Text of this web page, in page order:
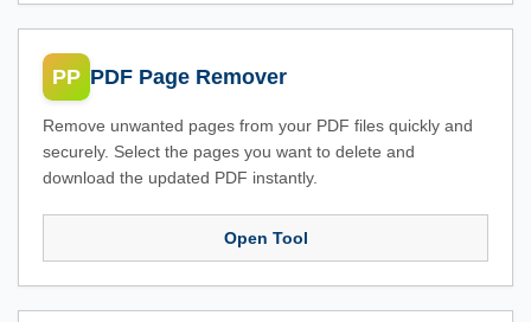
PP PDF Page Remover
Remove unwanted pages from your PDF files quickly and
securely. Select the pages you want to delete and
download the updated PDF instantly.
Open Tool